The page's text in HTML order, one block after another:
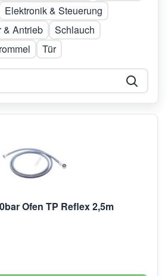
Elektronik & Steuerung
& Antrieb
Schlauch
Tür
Ofen TP Reflex 2,5m